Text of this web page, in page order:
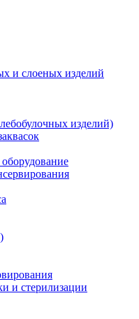
и слоеных изделий
изделий)
и стерилизации